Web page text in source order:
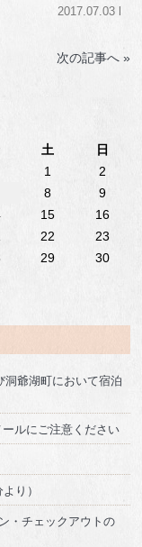
2017.07.03 l
次の記事へ »
土
日
1
2
8
9
15
16
22
23
29
30
洞爺湖町において宿泊
ールにご注意ください
り）
・チェックアウトの